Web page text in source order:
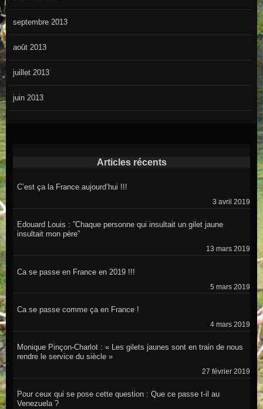
septembre 2013
août 2013
juillet 2013
juin 2013
Articles récents
C’est ça la France aujourd’hui !!!
3 avril 2019
Edouard Louis : ”Chaque personne qui insultait un gilet jaune
insultait mon père”
13 mars 2019
Ca se passe en France en 2019 !!!
5 mars 2019
Ca se passe comme ça en France !
4 mars 2019
Monique Pinçon-Charlot : « Les gilets jaunes sont en train de nous
rendre le service du siècle »
27 février 2019
Pour ceux qui se pose cette question : Que ce passe t-il au
Venezuela ?